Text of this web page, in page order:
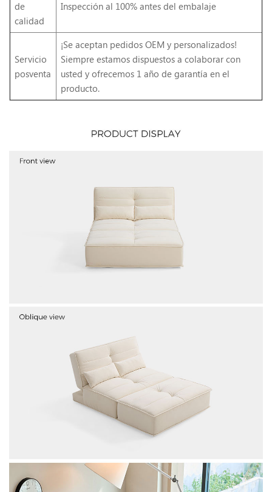
de
calidad
Inspección al 100% antes del embalaje
Servicio
posventa
¡Se aceptan pedidos OEM y personalizados!
Siempre estamos dispuestos a colaborar con
usted y ofrecemos 1 año de garantía en el
producto.